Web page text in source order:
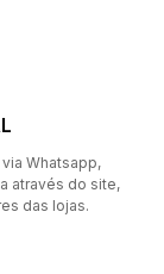
Whatsapp,
através do site,
das lojas.